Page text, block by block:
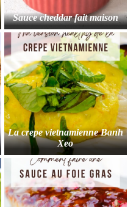
Sauce cheddar fait maison
La crepe vietnamienne Banh
Xeo